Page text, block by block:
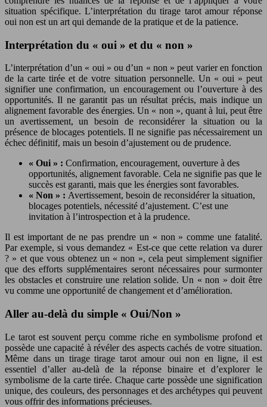
situation spécifique. L’interprétation du tirage tarot amour réponse
oui non est un art qui demande de la pratique et de la patience.
Interprétation du « oui » et du « non »
L’interprétation d’un « oui » ou d’un « non » peut varier en fonction
de la carte tirée et de votre situation personnelle. Un « oui » peut
signifier une confirmation, un encouragement ou l’ouverture à des
opportunités. Il ne garantit pas un résultat précis, mais indique un
alignement favorable des énergies. Un « non », quant à lui, peut être
un avertissement, un besoin de reconsidérer la situation ou la
présence de blocages potentiels. Il ne signifie pas nécessairement un
échec définitif, mais un besoin d’ajustement ou de prudence.
« Oui » : Confirmation, encouragement, ouverture à des
opportunités, alignement favorable. Cela ne signifie pas que le
succès est garanti, mais que les énergies sont favorables.
« Non » : Avertissement, besoin de reconsidérer la situation,
blocages potentiels, nécessité d’ajustement. C’est une
invitation à l’introspection et à la prudence.
Il est important de ne pas prendre un « non » comme une fatalité.
Par exemple, si vous demandez « Est-ce que cette relation va durer
? » et que vous obtenez un « non », cela peut simplement signifier
que des efforts supplémentaires seront nécessaires pour surmonter
les obstacles et construire une relation solide. Un « non » doit être
vu comme une opportunité de changement et d’amélioration.
Aller au-delà du simple « Oui/Non »
Le tarot est souvent perçu comme riche en symbolisme profond et
possède une capacité à révéler des aspects cachés de votre situation.
Même dans un tirage tirage tarot amour oui non en ligne, il est
essentiel d’aller au-delà de la réponse binaire et d’explorer le
symbolisme de la carte tirée. Chaque carte possède une signification
unique, des couleurs, des personnages et des archétypes qui peuvent
vous offrir des informations précieuses.